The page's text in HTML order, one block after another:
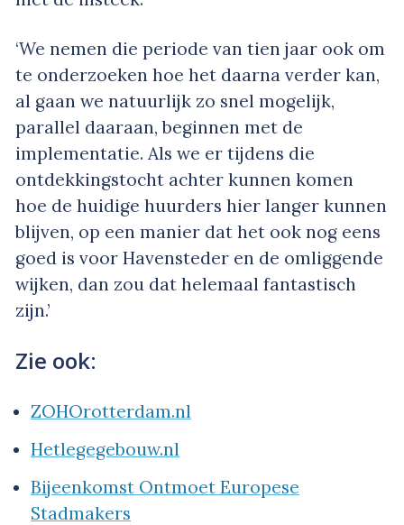
‘We nemen die periode van tien jaar ook om
te onderzoeken hoe het daarna verder kan,
al gaan we natuurlijk zo snel mogelijk,
parallel daaraan, beginnen met de
implementatie. Als we er tijdens die
ontdekkingstocht achter kunnen komen
hoe de huidige huurders hier langer kunnen
blijven, op een manier dat het ook nog eens
goed is voor Havensteder en de omliggende
wijken, dan zou dat helemaal fantastisch
zijn.’
Zie ook:
ZOHOrotterdam.nl
Hetlegegebouw.nl
Bijeenkomst Ontmoet Europese
Stadmakers